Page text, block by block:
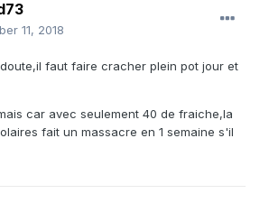
11, 2018
faut faire cracher plein pot jour et
car avec seulement 40 de fraiche,la
fait un massacre en 1 semaine s'il